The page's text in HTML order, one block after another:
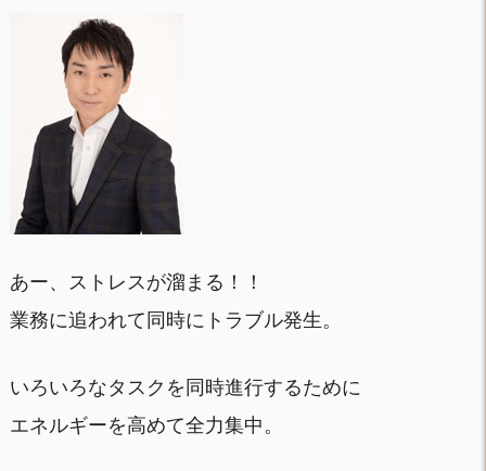
あー、ストレスが溜まる！！
業務に追われて同時にトラブル発生。
いろいろなタスクを同時進行するために
エネルギーを高めて全力集中。